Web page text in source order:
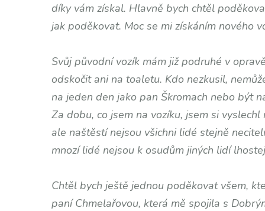
díky vám získal. Hlavně bych chtěl
jak poděkovat. Moc se mi získáním nového
Svůj původní vozík mám již podruhé v
odskočit ani na toaletu. Kdo nezkusil,
na jeden den jako pan Škromach nebo být
Za dobu, co jsem na vozíku, jsem si
ale naštěstí nejsou všichni lidé stejně
mnozí lidé nejsou k osudům jiných lidí
Chtěl bych ještě jednou poděkovat všem,
paní Chmelařovou, která mě spojila s